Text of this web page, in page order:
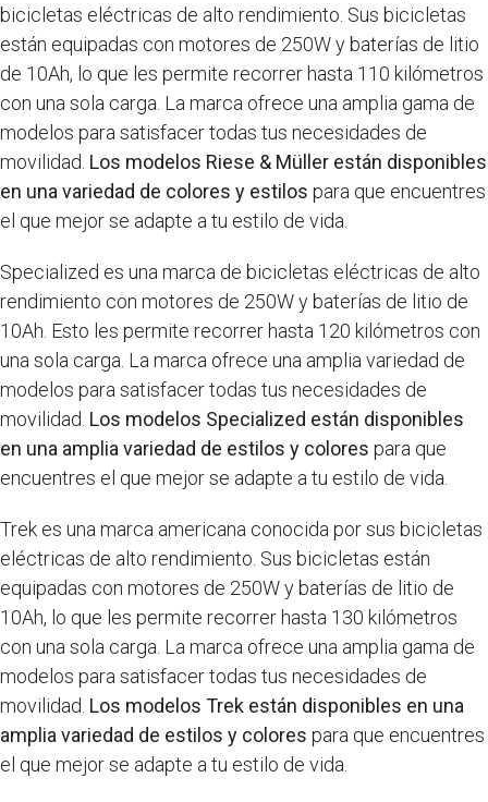
bicicletas eléctricas de alto rendimiento. Sus bicicletas
están equipadas con motores de 250W y baterías de litio
de 10Ah, lo que les permite recorrer hasta 110 kilómetros
con una sola carga. La marca ofrece una amplia gama de
modelos para satisfacer todas tus necesidades de
movilidad. Los modelos Riese & Müller están disponibles
en una variedad de colores y estilos para que encuentres
el que mejor se adapte a tu estilo de vida.
Specialized es una marca de bicicletas eléctricas de alto
rendimiento con motores de 250W y baterías de litio de
10Ah. Esto les permite recorrer hasta 120 kilómetros con
una sola carga. La marca ofrece una amplia variedad de
modelos para satisfacer todas tus necesidades de
movilidad. Los modelos Specialized están disponibles
en una amplia variedad de estilos y colores para que
encuentres el que mejor se adapte a tu estilo de vida.
Trek es una marca americana conocida por sus bicicletas
eléctricas de alto rendimiento. Sus bicicletas están
equipadas con motores de 250W y baterías de litio de
10Ah, lo que les permite recorrer hasta 130 kilómetros
con una sola carga. La marca ofrece una amplia gama de
modelos para satisfacer todas tus necesidades de
movilidad. Los modelos Trek están disponibles en una
amplia variedad de estilos y colores para que encuentres
el que mejor se adapte a tu estilo de vida.